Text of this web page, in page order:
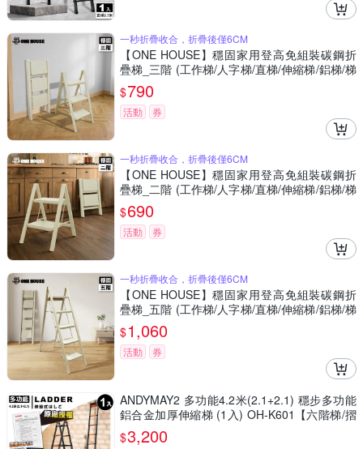
一秒折疊收合，折疊後僅6CM
【ONE HOUSE】穩固家用登高免組裝碳鋼折
疊梯_三階 (工作梯/人字梯/直梯/伸縮梯/鋁梯/梯
子/折疊梯/工作梯)
$790
活動 券
一秒折疊收合，折疊後僅6CM
【ONE HOUSE】穩固家用登高免組裝碳鋼折
疊梯_二階 (工作梯/人字梯/直梯/伸縮梯/鋁梯/梯
子/折疊梯/工作梯)
$690
活動 券
一秒折疊收合，折疊後僅6CM
【ONE HOUSE】穩固家用登高免組裝碳鋼折
疊梯_五階 (工作梯/人字梯/直梯/伸縮梯/鋁梯/梯
子/折疊梯/工作梯)
$1,060
活動 券
ANDYMAY2 多功能4.2米(2.1+2.1) 穩步多功能
鋁合金加厚伸縮梯 (1入) OH-K601【六階梯/摺
疊梯/防滑梯/家用梯/室內梯/人字梯/A字梯】
$3,200